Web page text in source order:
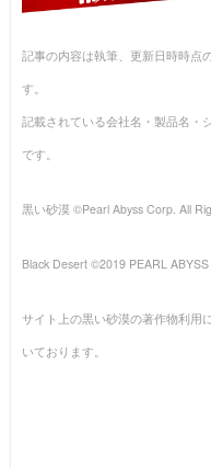
記事の内容は執筆、更新日時時点
す。
記載されている会社名・製品名・
です。
黒い砂漠 ©Pearl Abyss Corp. All
Black Desert ©2019 PEARL
サイト上の黒い砂漠の著作物利用
いております。